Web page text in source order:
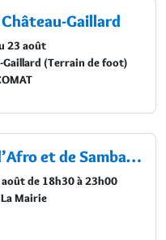
Gaillard
23 août
Gaillard (Terrain de foot)
Cours d’Afro et de Samba avec Lady V.
de 18h30 à 23h00
Mairie